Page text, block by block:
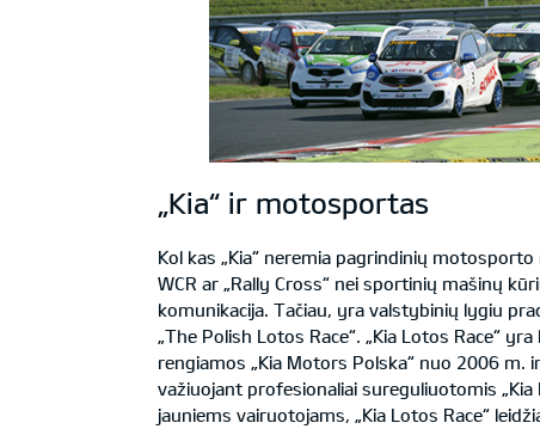
„Kia“ ir motosportas
Kol kas „Kia“ neremia pagrindinių motosporto
WCR ar „Rally Cross“ nei sportinių mašinų
komunikacija. Tačiau, yra valstybinių lygiu
„The Polish Lotos Race“. „Kia Lotos Race“
rengiamos „Kia Motors Polska“ nuo 2006 m.
važiuojant profesionaliai sureguliuotomis
jauniems vairuotojams, „Kia Lotos Race“